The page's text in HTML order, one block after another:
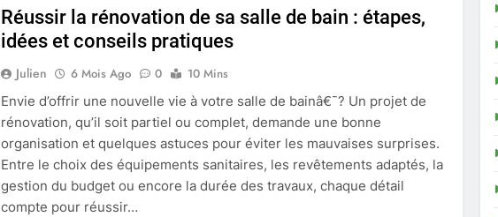
Réussir la rénovation de sa salle de bain : étapes,
idées et conseils pratiques
Julien 6 Mois Ago 0
10 Mins
Envie d’offrir une nouvelle vie à votre salle de bainâ€¯? Un projet de
rénovation, qu’il soit partiel ou complet, demande une bonne
organisation et quelques astuces pour éviter les mauvaises surprises.
Entre le choix des équipements sanitaires, les revêtements adaptés, la
gestion du budget ou encore la durée des travaux, chaque détail
compte pour réussir…